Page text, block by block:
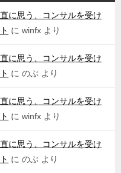
に思う、コンサルを受け
に winfx より
に思う、コンサルを受け
に のぶ より
に思う、コンサルを受け
に winfx より
に思う、コンサルを受け
に のぶ より